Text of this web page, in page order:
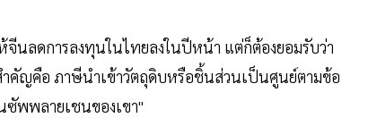
นลดการลงทุนในไทยลงในปีหน้า แต่ก็ต้องยอมรับว่า
คัญคือ ภาษีนำเข้าวัตถุดิบหรือชิ้นส่วนเป็นศูนย์ตามข้อ
ซัพพลายเชนของเขา"